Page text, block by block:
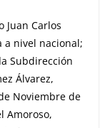
Juan Carlos
nivel nacional;
Subdirección
Álvarez,
Noviembre de
Amoroso,